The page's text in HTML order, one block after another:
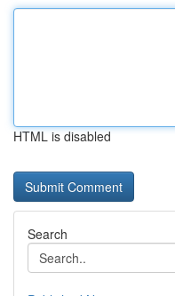
HTML is disabled
Search